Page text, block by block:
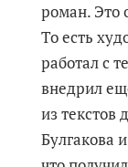
роман. Это
То есть
работал с
внедрил
из текстов
Булгакова